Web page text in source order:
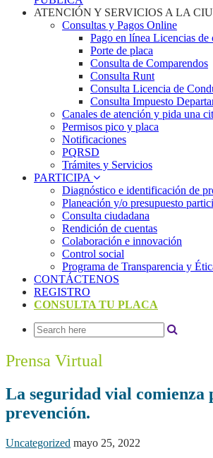
ATENCIÓN Y SERVICIOS A LA
Consultas y Pagos Online
Pago en línea Licencias de
Porte de placa
Consulta de Comparendos
Consulta Runt
Consulta Licencia de
Consulta Impuesto
Canales de atención y pida una
Permisos pico y placa
Notificaciones
PQRSD
Trámites y Servicios
PARTICIPA
Diagnóstico e identificación de
Planeación y/o presupuesto
Consulta ciudadana
Rendición de cuentas
Colaboración e innovación
Control social
Programa de Transparencia y
CONTÁCTENOS
REGISTRO
CONSULTA TU PLACA
Prensa Virtual
La seguridad vial comienza
prevención.
Uncategorized mayo 25, 2022